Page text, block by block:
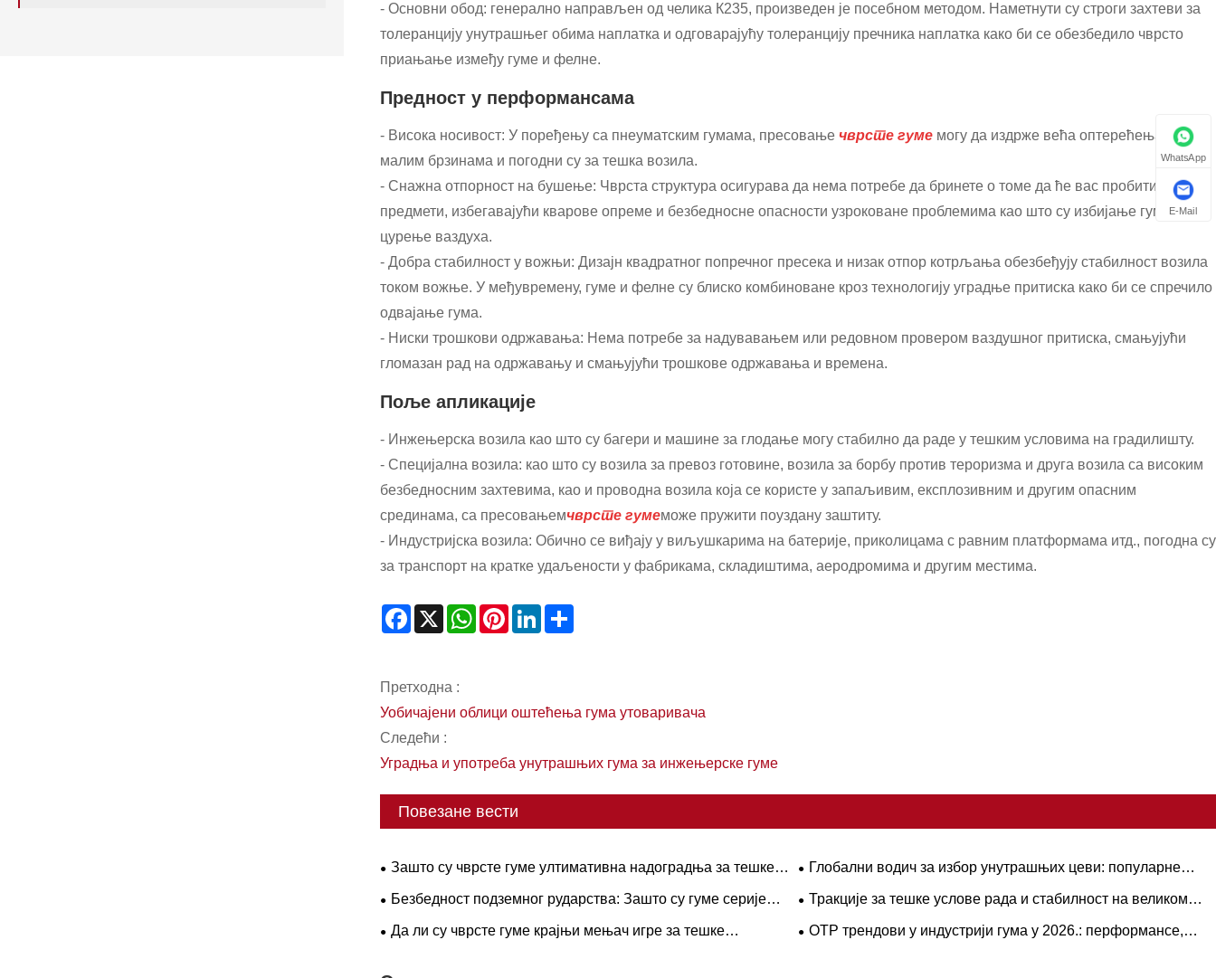
- Основни обод: генерално направљен од челика К235, произведен је посебном методом. Наметнути су строги захтеви за
толеранцију унутрашњег обима наплатка и одговарајућу толеранцију пречника наплатка како би се обезбедило чврсто
приањање између гуме и фелне.
Предност у перформансама
- Висока носивост: У поређењу са пнеуматским гумама, пресовање чврсте гуме могу да издрже већа оптерећења при
малим брзинама и погодни су за тешка возила.
- Снажна отпорност на бушење: Чврста структура осигурава да нема потребе да бринете о томе да ће вас пробити оштри
предмети, избегавајући кварове опреме и безбедносне опасности узроковане проблемима као што су избијање гума и
цурење ваздуха.
- Добра стабилност у вожњи: Дизајн квадратног попречног пресека и низак отпор котрљања обезбеђују стабилност возила
током вожње. У међувремену, гуме и фелне су блиско комбиноване кроз технологију уградње притиска како би се спречило
одвајање гума.
- Ниски трошкови одржавања: Нема потребе за надувавањем или редовном провером ваздушног притиска, смањујући
гломазан рад на одржавању и смањујући трошкове одржавања и времена.
Поље апликације
- Инжењерска возила као што су багери и машине за глодање могу стабилно да раде у тешким условима на градилишту.
- Специјална возила: као што су возила за превоз готовине, возила за борбу против тероризма и друга возила са високим
безбедносним захтевима, као и проводна возила која се користе у запаљивим, експлозивним и другим опасним
срединама, са пресовањемчврсте гумеможе пружити поуздану заштиту.
- Индустријска возила: Обично се виђају у виљушкарима на батерије, приколицама с равним платформама итд., погодна су
за транспорт на кратке удаљености у фабрикама, складиштима, аеродромима и другим местима.
Facebook
X WhatsAppPinterestLinkedIn
Претходна :
Уобичајени облици оштећења гума утоваривача
Следећи :
Уградња и употреба унутрашњих гума за инжењерске гуме
Повезане вести
Зашто су чврсте гуме ултимативна надоградња за тешке
радне токове?
Глобални водич за избор унутрашњих цеви: популарне
величине и примене засноване на сценаријима за природну
Безбедност подземног рударства: Зашто су гуме серије
Л-5С кључне за елиминисање скупих застоја ЛХД-а
Тракције за тешке услове рада и стабилност на великом
пролазу: Трендови потражње за гуменим гумама за камионе
Да ли су чврсте гуме крајњи мењач игре за тешке
ОТР трендови у индустрији гума у ​​2026.: перформансе,
WhatsApp
E-Mail